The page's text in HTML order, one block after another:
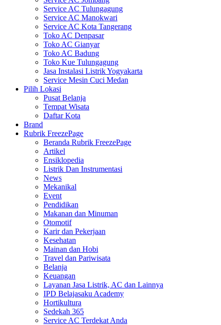
Service AC Tulungagung
Service AC Manokwari
Service AC Kota Tangerang
Toko AC Denpasar
Toko AC Gianyar
Toko AC Badung
Toko Kue Tulungagung
Jasa Instalasi Listrik Yogyakarta
Service Mesin Cuci Medan
Pilih Lokasi
Pusat Belanja
Tempat Wisata
Daftar Kota
Brand
Rubrik FreezePage
Beranda Rubrik FreezePage
Artikel
Ensiklopedia
Listrik Dan Instrumentasi
News
Mekanikal
Event
Pendidikan
Makanan dan Minuman
Otomotif
Karir dan Pekerjaan
Kesehatan
Mainan dan Hobi
Travel dan Pariwisata
Belanja
Keuangan
Layanan Jasa Listrik, AC dan Lainnya
IPD Belajasaku Academy
Hortikultura
Sedekah 365
Service AC Terdekat Anda